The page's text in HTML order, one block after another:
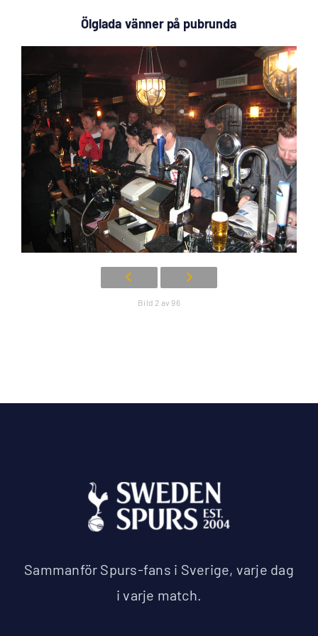
Ölglada vänner på pubrunda
Bild 2 av 96
Sammanför Spurs-fans i Sverige, varje dag
i varje match.